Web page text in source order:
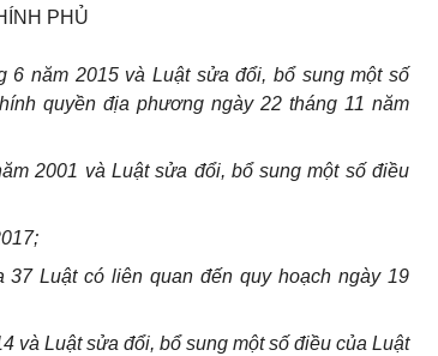
PHỦ
6 năm 2015 và Luật sửa đổi, bổ sung một số
quyền địa phương ngày 22 tháng 11 năm
2001 và Luật sửa đổi, bổ sung một số điều
Luật có liên quan đến quy hoạch ngày 19
và Luật sửa đổi, bổ sung một số điều của Luật